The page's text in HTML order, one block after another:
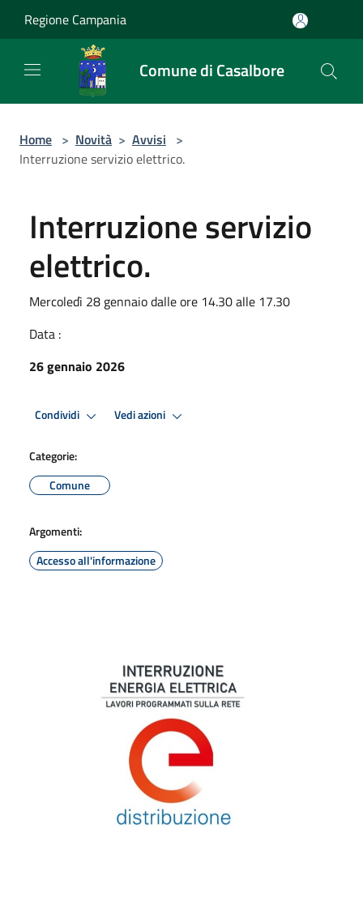
Regione Campania
Comune di Casalbore
Home > Novità > Avvisi >
Interruzione servizio elettrico.
Interruzione servizio
elettrico.
Mercoledì 28 gennaio dalle ore 14.30 alle 17.30
Data :
26 gennaio 2026
Condividi Vedi azioni
Categorie:
Comune
Argomenti:
Accesso all'informazione